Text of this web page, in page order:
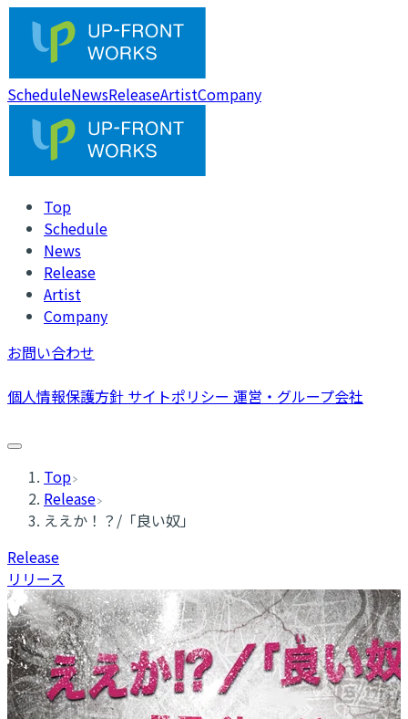
ScheduleNewsReleaseArtistCompany
Top
Schedule
News
Release
Artist
Company
お問い合わせ
個人情報保護方針 サイトポリシー 運営・グループ会社
Top
Release
ええか！？/「良い奴」
Release
リリース